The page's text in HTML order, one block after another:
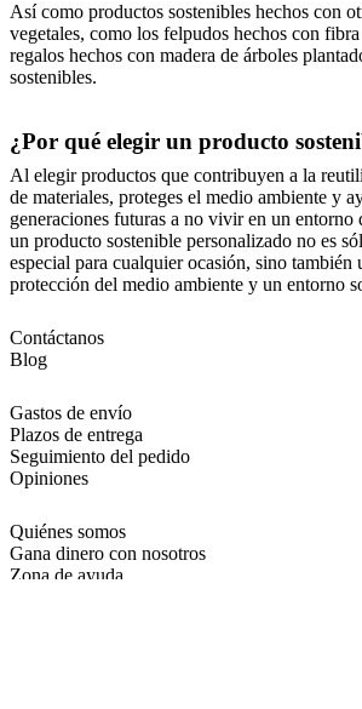
Así como productos sostenibles hechos con
vegetales, como los felpudos hechos con
regalos hechos con madera de árboles
sostenibles.
¿Por qué elegir un producto
Al elegir productos que contribuyen a la
de materiales, proteges el medio ambiente y
generaciones futuras a no vivir en un entorno
un producto sostenible personalizado no es
especial para cualquier ocasión, sino también
protección del medio ambiente y un entorno
Contáctanos
Blog
Gastos de envío
Plazos de entrega
Seguimiento del pedido
Opiniones
Quiénes somos
Gana dinero con nosotros
Zona de ayuda